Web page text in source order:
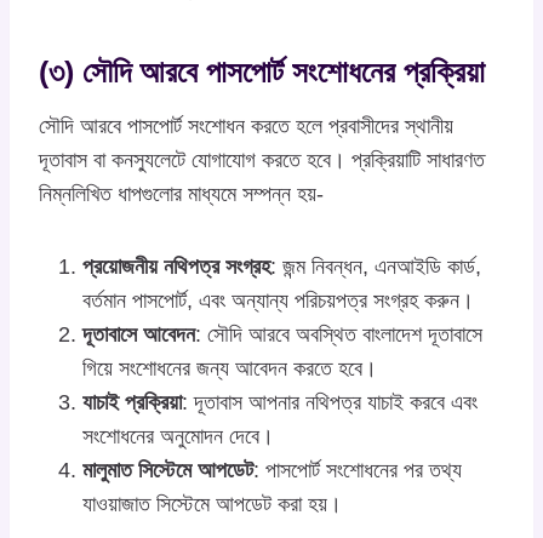
(৩) সৌদি আরবে পাসপোর্ট সংশোধনের প্রক্রিয়া
সৌদি আরবে পাসপোর্ট সংশোধন করতে হলে প্রবাসীদের স্থানীয়
দূতাবাস বা কনস্যুলেটে যোগাযোগ করতে হবে। প্রক্রিয়াটি সাধারণত
নিম্নলিখিত ধাপগুলোর মাধ্যমে সম্পন্ন হয়-
প্রয়োজনীয় নথিপত্র সংগ্রহ: জন্ম নিবন্ধন, এনআইডি কার্ড,
বর্তমান পাসপোর্ট, এবং অন্যান্য পরিচয়পত্র সংগ্রহ করুন।
দূতাবাসে আবেদন: সৌদি আরবে অবস্থিত বাংলাদেশ দূতাবাসে
গিয়ে সংশোধনের জন্য আবেদন করতে হবে।
যাচাই প্রক্রিয়া: দূতাবাস আপনার নথিপত্র যাচাই করবে এবং
সংশোধনের অনুমোদন দেবে।
মালুমাত সিস্টেমে আপডেট: পাসপোর্ট সংশোধনের পর তথ্য
যাওয়াজাত সিস্টেমে আপডেট করা হয়।